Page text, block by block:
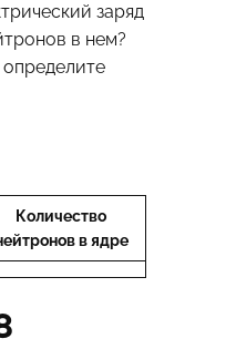
заряд
в нем?
Количество
в ядре